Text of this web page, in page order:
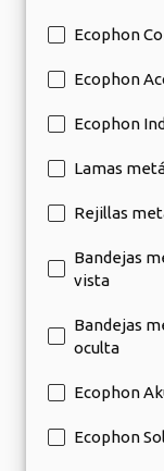
Ecophon
Ecophon
Ecophon
Lamas
Rejillas
Bandejas
vista
Bandejas
oculta
Ecophon
Ecophon